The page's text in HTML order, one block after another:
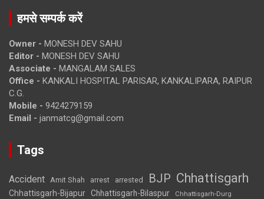
हमसे सम्पर्क करें
Owner - MONESH DEV SAHU
Editor - MONESH DEV SAHU
Associate - MANGALAM SALES
Office - KANKALI HOSPITAL PARISAR, KANKALIPARA, RAIPUR
C.G.
Mobile - 9424279159
Email - janmatcg@gmail.com
Tags
Accident Amit Shah arrest arrested BJP Chhattisgarh
Chhattisgarh-Bijapur Chhattisgarh-Bilaspur Chhattisgarh-Durg